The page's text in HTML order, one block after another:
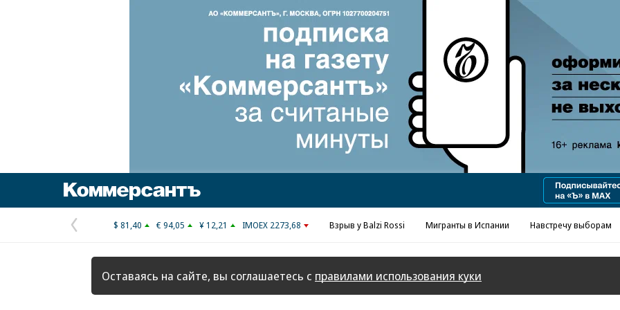
Предыдущая
страница
$ 81,40 € 94,05 ¥ 12,21 IMOEX 2273,68 Взрыв у Balzi Rossi Мигранты в Испании Навстречу выборам
Оставаясь на сайте, вы соглашаетесь с правилами использования куки